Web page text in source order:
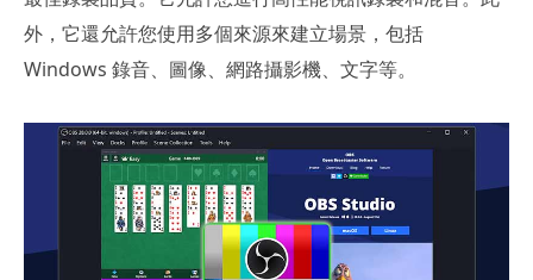
外，它還允許您使用多個來源來建立場景，包括
Windows 錄音、圖像、網路攝影機、文字等。